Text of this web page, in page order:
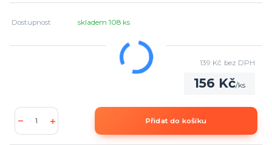
Dostupnost skladem 108 ks
156 Kč/ks
139 Kč bez DPH
Přidat do košíku